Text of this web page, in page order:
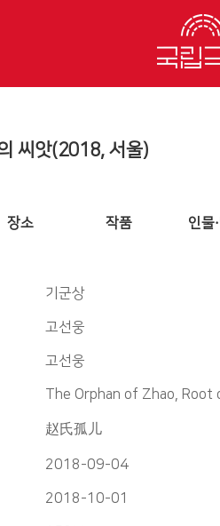
씨앗(2018, 서울)
장소 작품 인물
기군상
고선웅
고선웅
The Orphan of Zhao, Root
赵氏孤儿
2018-09-04
2018-10-01